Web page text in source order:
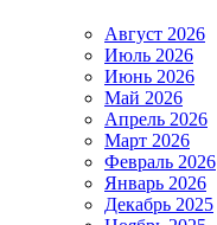
Август 2026
Июль 2026
Июнь 2026
Май 2026
Апрель 2026
Март 2026
Февраль 2026
Январь 2026
Декабрь 2025